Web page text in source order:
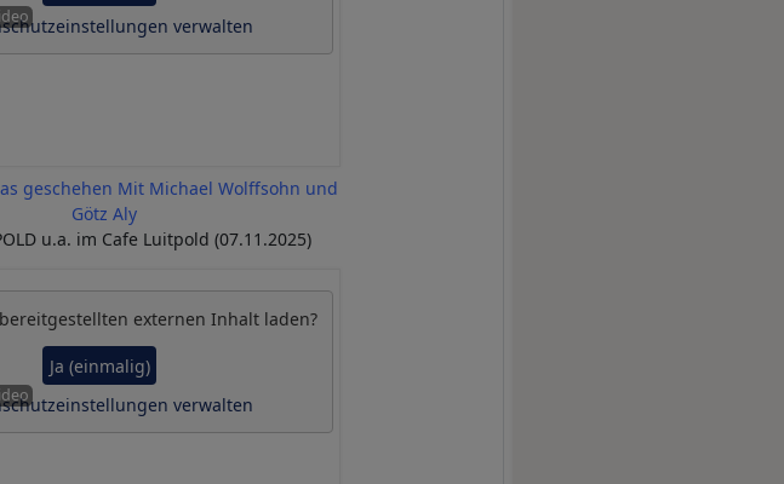
verwalten
geschehen Mit Michael Wolffsohn und
Götz Aly
u.a. im Cafe Luitpold (07.11.2025)
bereitgestellten externen Inhalt laden?
Ja (einmalig)
verwalten